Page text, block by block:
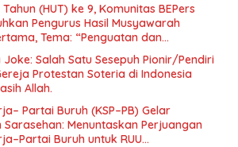
(HUT) ke 9, Komunitas BEPers
Pengurus Hasil Musyawarah
Tema: “Penguatan dan
KBI yang Berbasis Riset di seluruh
Joke: Salah Satu Sesepuh Pionir/Pendiri
Protestan Soteria di Indonesia
Allah.
Partai Buruh (KSP–PB) Gelar
Menuntaskan Perjuangan
Buruh untuk RUU